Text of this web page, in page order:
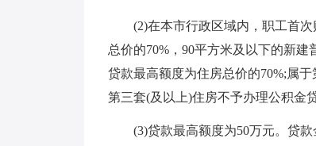
(2)在本市行政区域内，职工首
总价的70%，90平方米及以下的新
贷款最高额度为住房总价的70%;属
第三套(及以上)住房不予办理公积金贷
(3)贷款最高额度为50万元。贷